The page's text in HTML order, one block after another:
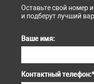
Оставьте свой номер
и подберут лучший
Ваше имя:
Контактный телефон:*